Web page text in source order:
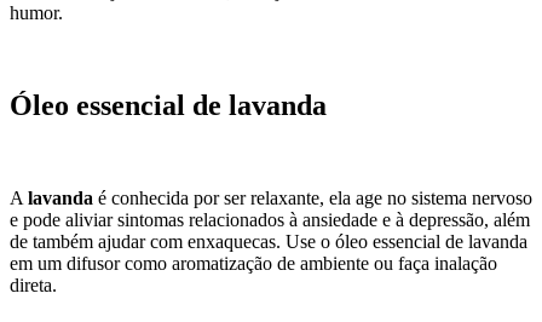
humor.
Óleo essencial de lavanda
A lavanda é conhecida por ser relaxante, ela age no sistema nervoso
e pode aliviar sintomas relacionados à ansiedade e à depressão, além
de também ajudar com enxaquecas. Use o óleo essencial de lavanda
em um difusor como aromatização de ambiente ou faça inalação
direta.